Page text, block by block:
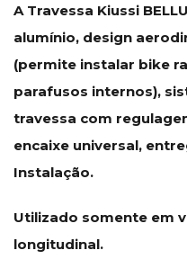
A Travessa Kiussi
alumínio, design
(permite instalar bike
parafusos internos),
travessa com
encaixe universal,
Instalação.
Utilizado somente em
longitudinal.